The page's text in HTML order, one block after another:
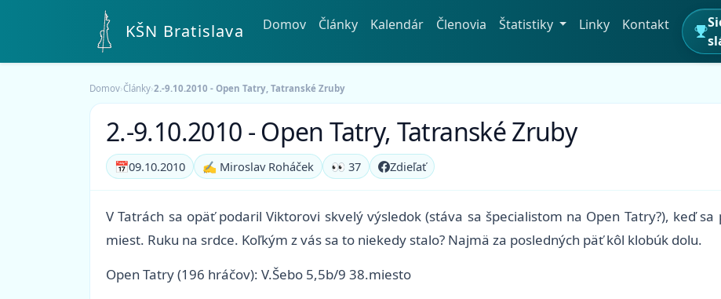
KŠN Bratislava Domov Články Kalendár Členovia Štatistiky Linky Kontakt
Domov›Články›2.-9.10.2010 - Open Tatry, Tatranské Zruby
2.-9.10.2010 - Open Tatry, Tatranské Zruby
📅09.10.2010 ✍️ Miroslav Roháček 👀 37 Zdieľať
V Tatrách sa opäť podaril Viktorovi skvelý výsledok (stáva sa špecialistom na Open Tatry?), keď
miest. Ruku na srdce. Koľkým z vás sa to niekedy stalo? Najmä za posledných päť kôl klobúk dolu.
Open Tatry (196 hráčov): V.Šebo 5,5b/9 38.miesto